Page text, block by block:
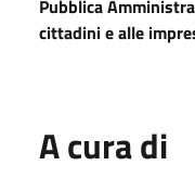
Pubblica
cittadini e alle
A cura di